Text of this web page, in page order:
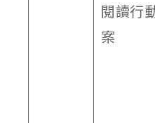
閱讀行
案